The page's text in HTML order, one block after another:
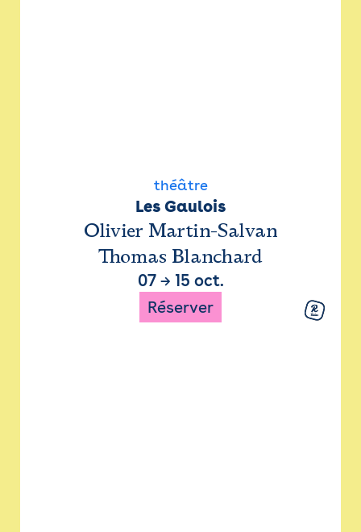
théâtre
Les Gaulois
Olivier Martin-Salvan
Thomas Blanchard
07→ 15 oct.
Réserver